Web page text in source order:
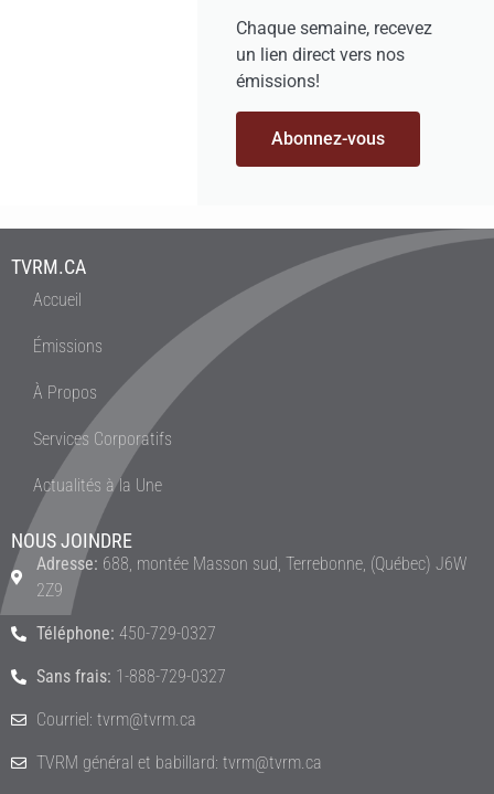
Chaque semaine, recevez
un lien direct vers nos
émissions!
Abonnez-vous
TVRM.CA
Accueil
Émissions
À Propos
Services Corporatifs
Actualités à la Une
NOUS JOINDRE
Adresse: 688, montée Masson sud, Terrebonne, (Québec) J6W
2Z9
Téléphone: 450-729-0327
Sans frais: 1-888-729-0327
Courriel: tvrm@tvrm.ca
TVRM général et babillard: tvrm@tvrm.ca